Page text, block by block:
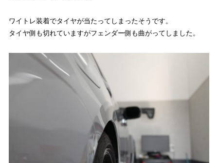
ワイトレ装着でタイヤが当たってしまったそうです。
タイヤ側も切れていますがフェンダー側も曲がってしました。